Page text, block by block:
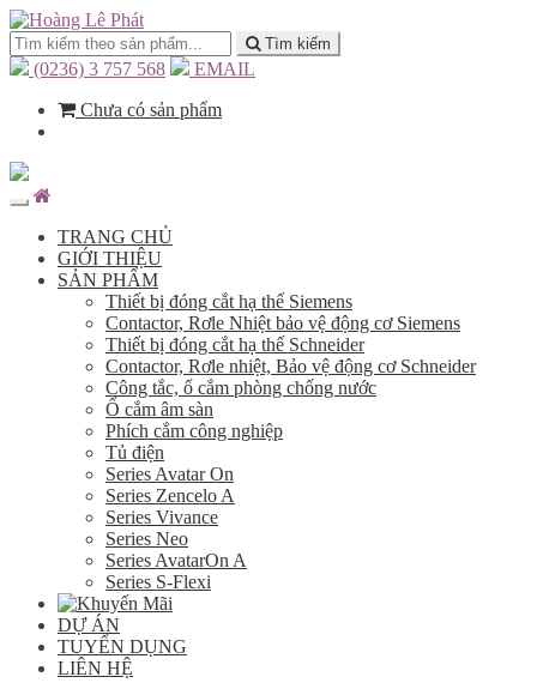
Tìm kiếm
(0236) 3 757 568
EMAIL
Chưa có sản phẩm
TRANG CHỦ
GIỚI THIỆU
SẢN PHẨM
Thiết bị đóng cắt hạ thế Siemens
Contactor, Rơle Nhiệt bảo vệ động cơ Siemens
Thiết bị đóng cắt hạ thế Schneider
Contactor, Rơle nhiệt, Bảo vệ động cơ Schneider
Công tắc, ổ cắm phòng chống nước
Ổ cắm âm sàn
Phích cắm công nghiệp
Tủ điện
Series Avatar On
Series Zencelo A
Series Vivance
Series Neo
Series AvatarOn A
Series S-Flexi
DỰ ÁN
TUYỂN DỤNG
LIÊN HỆ